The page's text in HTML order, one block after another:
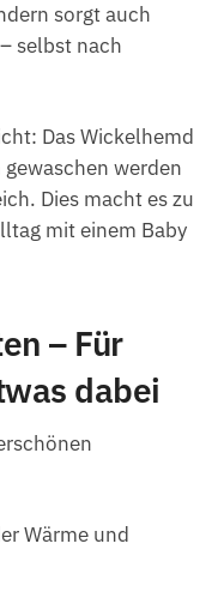
sorgt auch
selbst nach
Das Wickelhemd
werden
Dies macht es zu
mit einem Baby
– Für
dabei
Wärme und